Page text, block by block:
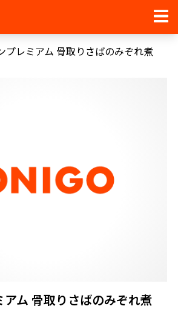
プレミアム 骨取りさばのみぞれ煮
アム 骨取りさばのみぞれ煮